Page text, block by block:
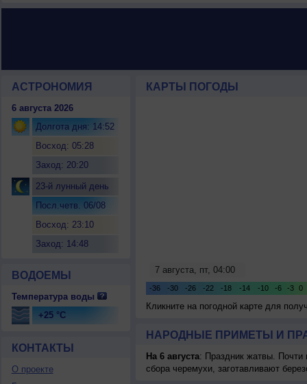
АСТРОНОМИЯ
6 августа 2026
Долгота дня: 14:52
Восход: 05:28
Заход: 20:20
23-й лунный день
Посл.четв. 06/08
Восход: 23:10
Заход: 14:48
ВОДОЕМЫ
Температура воды
+25 °C
КОНТАКТЫ
О проекте
КАРТЫ ПОГОДЫ
Кликните на погодной карте для
НАРОДНЫЕ ПРИМЕТЫ И
На 6 августа: Праздник жатвы. Почти
сбора черемухи, заготавливают